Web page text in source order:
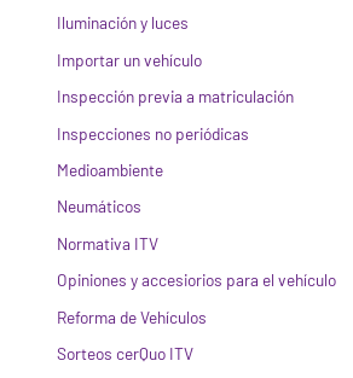
Iluminación y luces
Importar un vehículo
Inspección previa a matriculación
Inspecciones no periódicas
Medioambiente
Neumáticos
Normativa ITV
Opiniones y accesiorios para el vehículo
Reforma de Vehículos
Sorteos cerQuo ITV